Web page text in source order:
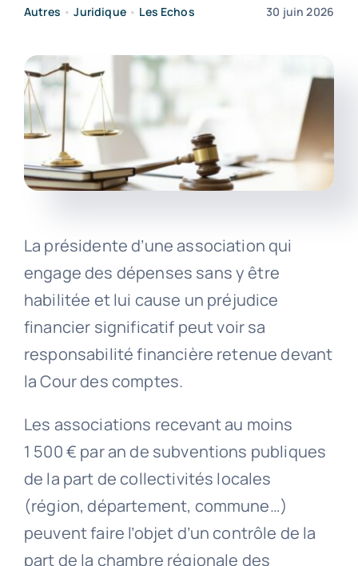
Autres •Juridique• Les Echos 30 juin 2026
La présidente d’une association qui
engage des dépenses sans y être
habilitée et lui cause un préjudice
financier significatif peut voir sa
responsabilité financière retenue devant
la Cour des comptes.
Les associations recevant au moins
1 500 € par an de subventions publiques
de la part de collectivités locales
(région, département, commune…)
peuvent faire l’objet d’un contrôle de la
part de la chambre régionale des